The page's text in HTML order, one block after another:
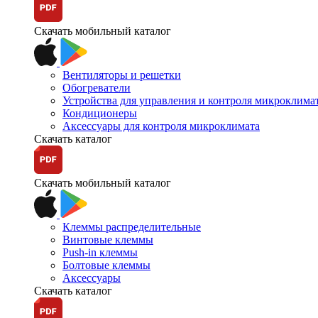
Скачать мобильный каталог
Вентиляторы и решетки
Обогреватели
Устройства для управления и контроля
Кондиционеры
Аксессуары для контроля микроклимата
Скачать каталог
Скачать мобильный каталог
Клеммы распределительные
Винтовые клеммы
Push-in клеммы
Болтовые клеммы
Аксессуары
Скачать каталог